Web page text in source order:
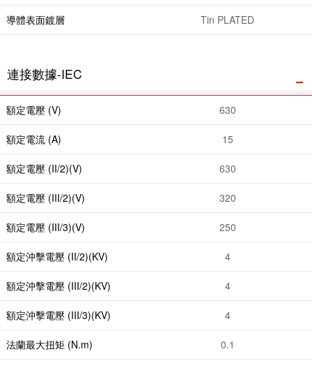
導體表面鍍層 Tin PLATED
連接數據-IEC
額定電壓 (V) 630
額定電流 (A) 15
額定電壓 (II/2)(V) 630
額定電壓 (III/2)(V) 320
額定電壓 (III/3)(V) 250
額定沖擊電壓 (II/2)(KV) 4
額定沖擊電壓 (III/2)(KV) 4
額定沖擊電壓 (III/3)(KV) 4
法蘭最大扭矩 (N.m) 0.1